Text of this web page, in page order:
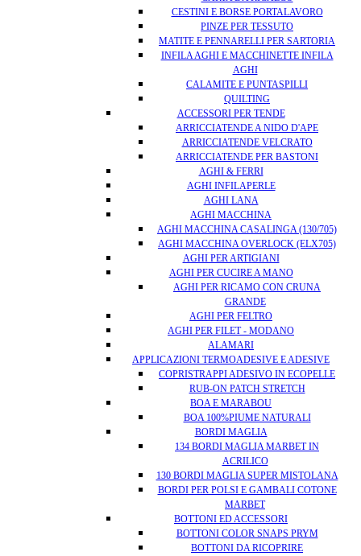
CESTINI E BORSE PORTALAVORO
PINZE PER TESSUTO
MATITE E PENNARELLI PER SARTORIA
INFILA AGHI E MACCHINETTE INFILA
AGHI
CALAMITE E PUNTASPILLI
QUILTING
ACCESSORI PER TENDE
ARRICCIATENDE A NIDO D'APE
ARRICCIATENDE VELCRATO
ARRICCIATENDE PER BASTONI
AGHI & FERRI
AGHI INFILAPERLE
AGHI LANA
AGHI MACCHINA
AGHI MACCHINA CASALINGA (130/705)
AGHI MACCHINA OVERLOCK (ELX705)
AGHI PER ARTIGIANI
AGHI PER CUCIRE A MANO
AGHI PER RICAMO CON CRUNA
GRANDE
AGHI PER FELTRO
AGHI PER FILET - MODANO
ALAMARI
APPLICAZIONI TERMOADESIVE E ADESIVE
COPRISTRAPPI ADESIVO IN ECOPELLE
RUB-ON PATCH STRETCH
BOA E MARABOU
BOA 100%PIUME NATURALI
BORDI MAGLIA
134 BORDI MAGLIA MARBET IN
ACRILICO
130 BORDI MAGLIA SUPER MISTOLANA
BORDI PER POLSI E GAMBALI COTONE
MARBET
BOTTONI ED ACCESSORI
BOTTONI COLOR SNAPS PRYM
BOTTONI DA RICOPRIRE